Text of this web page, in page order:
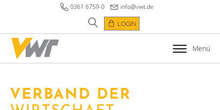
0361 6759-0 info@vwt.de
LOGIN
Menü
VERBAND DER